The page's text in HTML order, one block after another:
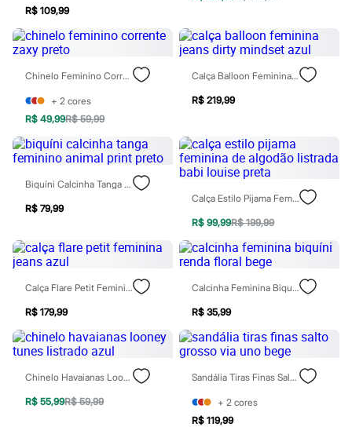
Chinelos
Rasteirinhas
Sandálias
Sapatilhas
Tênis
City
Clock House
Mindset
Sawary
Yessica
Acessórios
Blusas
Calçados
Shorts e Bermudas
Tops
Moda íntima
Calcinhas
Cintas e Modeladores
Meias
Pijamas
Sutiãs e Tops
Moda praia
Biquínis
Maiôs
Saídas de praia
Personagens
R$ 109,99
Chinelo Feminino Corrente Zaxy Preto
+ 2 cores
R$ 49,99R$ 59,99
Calça Balloon Feminina Jeans Dirty Mindset Azul
R$ 219,99
Biquíni Calcinha Tanga Feminino Animal Print Preto
R$ 79,99
Calça Estilo Pijama Feminina De Algodão Listrada Babi Louise Preta
R$ 99,99R$ 199,99
Calça Flare Petit Feminina Jeans Azul
R$ 179,99
Calcinha Feminina Biquíni Renda Floral Bege
R$ 35,99
Chinelo Havaianas Looney Tunes Listrado Azul
R$ 55,99R$ 59,99
Sandália Tiras Finas Salto Grosso Via Uno Bege
+ 2 cores
R$ 119,99